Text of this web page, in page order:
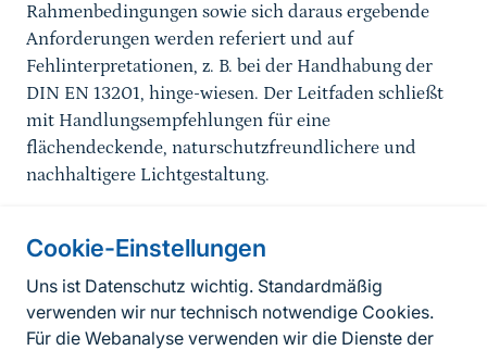
Cookie-Einstellungen
Uns ist Datenschutz wichtig. Standardmäßig
verwenden wir nur technisch notwendige Cookies.
Für die Webanalyse verwenden wir die Dienste der
Rahmenbedingungen sowie sich daraus ergebende
Anforderungen werden referiert und auf
Fehlinterpretationen, z. B. bei der Handhabung der
DIN EN 13201, hinge-wiesen. Der Leitfaden schließt
mit Handlungsempfehlungen für eine
flächendeckende, naturschutzfreundlichere und
nachhaltigere Lichtgestaltung.
Informationen zur Seite
FußzeileKontakt zum BfN